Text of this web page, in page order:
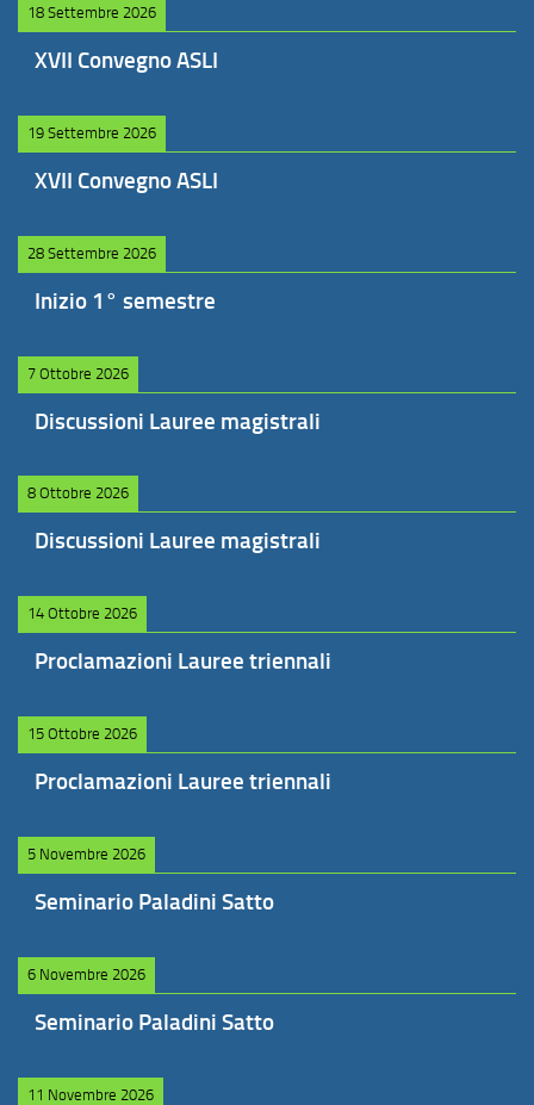
18 Settembre 2026
XVII Convegno ASLI
19 Settembre 2026
XVII Convegno ASLI
28 Settembre 2026
Inizio 1° semestre
7 Ottobre 2026
Discussioni Lauree magistrali
8 Ottobre 2026
Discussioni Lauree magistrali
14 Ottobre 2026
Proclamazioni Lauree triennali
15 Ottobre 2026
Proclamazioni Lauree triennali
5 Novembre 2026
Seminario Paladini Satto
6 Novembre 2026
Seminario Paladini Satto
11 Novembre 2026